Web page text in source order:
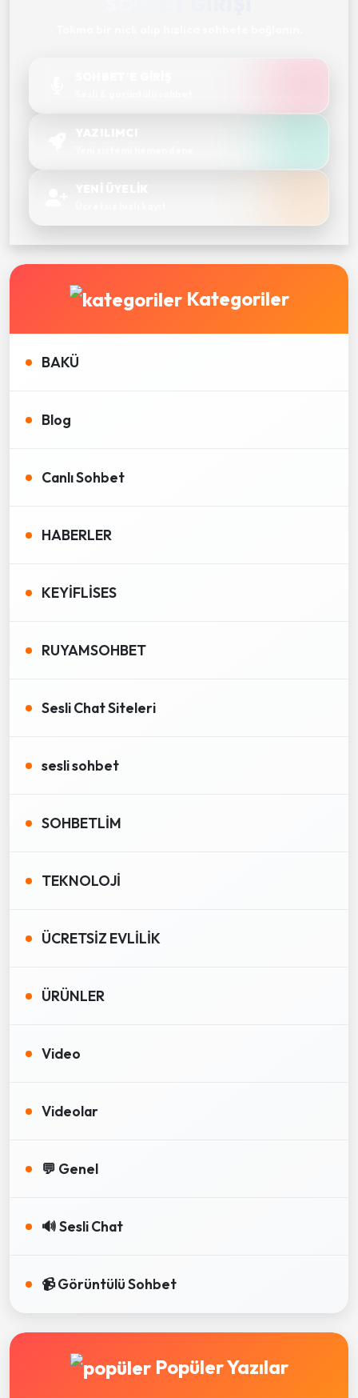
Kategoriler
BAKÜ
Blog
Canlı Sohbet
HABERLER
KEYİFLİSES
RUYAMSOHBET
Sesli Chat Siteleri
sesli sohbet
SOHBETLİM
TEKNOLOJİ
ÜCRETSİZ EVLİLİK
ÜRÜNLER
Video
Videolar
💬 Genel
🔊 Sesli Chat
📹 Görüntülü Sohbet
Popüler Yazılar